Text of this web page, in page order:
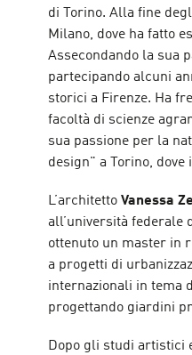
di Torino. Alla fine
Milano, dove ha fatto
Assecondando la sua
partecipando alcuni
storici a Firenze. Ha
facoltà di scienze
sua passione per la
design" a Torino,
L’architetto Vanessa
all’università federale
ottenuto un master in
a progetti di
internazionali in tema
progettando giardini
Dopo gli studi artistici